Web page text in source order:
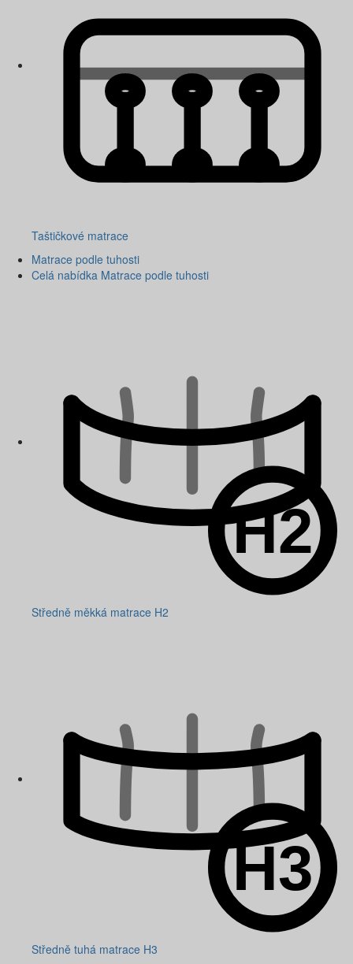
Taštičkové matrace
Matrace podle tuhosti
Celá nabídka Matrace podle tuhosti
Středně měkká matrace H2
Středně tuhá matrace H3